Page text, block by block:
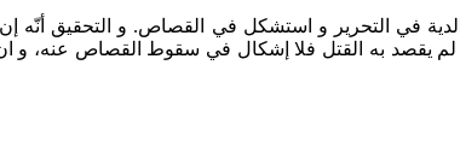
في التحرير و استشكل في القصاص. و التحقيق أنّه
لم يقصد به القتل فلا إشكال في سقوط القصاص عنه، و